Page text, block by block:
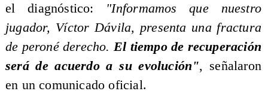
el diagnóstico: "Informamos que nuestro
jugador, Víctor Dávila, presenta una fractura
de peroné derecho. El tiempo de recuperación
será de acuerdo a su evolución", señalaron
en un comunicado oficial.